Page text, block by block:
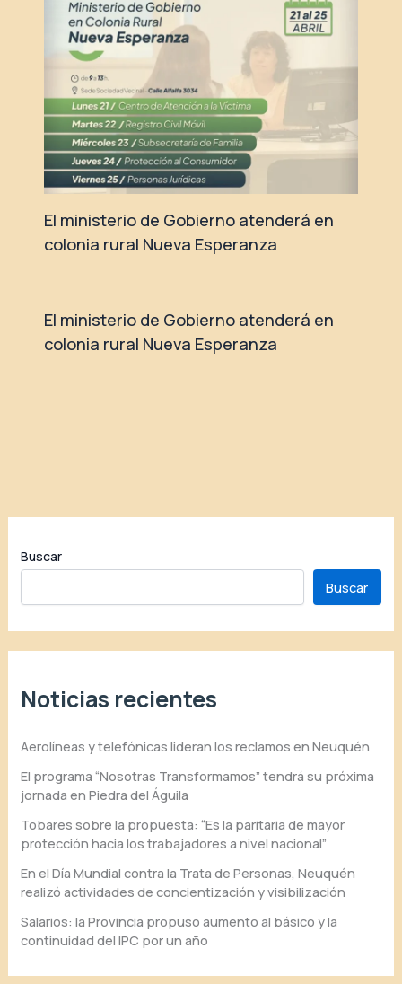
El ministerio de Gobierno atenderá en
colonia rural Nueva Esperanza
El ministerio de Gobierno atenderá en
colonia rural Nueva Esperanza
Buscar
Buscar
Noticias recientes
Aerolíneas y telefónicas lideran los reclamos en Neuquén
El programa “Nosotras Transformamos” tendrá su próxima
jornada en Piedra del Águila
Tobares sobre la propuesta: “Es la paritaria de mayor
protección hacia los trabajadores a nivel nacional”
En el Día Mundial contra la Trata de Personas, Neuquén
realizó actividades de concientización y visibilización
Salarios: la Provincia propuso aumento al básico y la
continuidad del IPC por un año